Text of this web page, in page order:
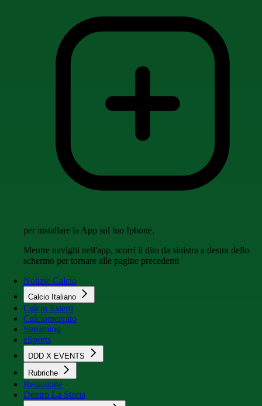
per installare la App sul tuo Iphone.
Mentre navighi nell'app, scorri il dito da sinistra a destra dello
schermo per tornare alle pagine precedenti
Notizie Calcio
Calcio Italiano
Calcio Estero
Calciomercato
Streaming
eSports
DDD X EVENTS
Rubriche
Redazione
Dentro La Storia